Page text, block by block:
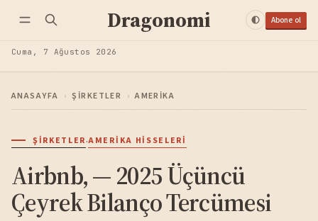
Dragonomi Abone ol
Cuma, 7 Ağustos 2026
ANASAYFA › ŞIRKETLER › AMERIKA
ŞIRKETLER·AMERIKA HISSELERI
Airbnb, — 2025 Üçüncü
Çeyrek Bilanço Tercümesi